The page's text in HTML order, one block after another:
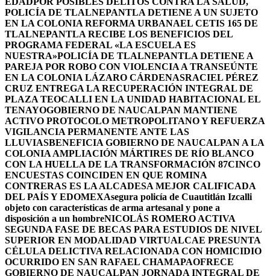
POLICÍA DE TLALNEPANTLA DETIENE A UN SUJETO
EN LA COLONIA REFORMA URBANAEL CETIS 165 DE
TLALNEPANTLA RECIBE LOS BENEFICIOS DEL
PROGRAMA FEDERAL «LA ESCUELA ES
NUESTRA»POLICÍA DE TLALNEPANTLA DETIENE A
PAREJA POR ROBO CON VIOLENCIA A TRANSEÚNTE
EN LA COLONIA LÁZARO CÁRDENASRACIEL PÉREZ
CRUZ ENTREGA LA RECUPERACIÓN INTEGRAL DE
PLAZA TEOCALLI EN LA UNIDAD HABITACIONAL EL
TENAYOGOBIERNO DE NAUCALPAN MANTIENE
ACTIVO PROTOCOLO METROPOLITANO Y REFUERZA
VIGILANCIA PERMANENTE ANTE LAS
LLUVIASBENEFICIA GOBIERNO DE NAUCALPAN A LA
COLONIA AMPLIACIÓN MÁRTIRES DE RÍO BLANCO
CON LA HUELLA DE LA TRANSFORMACIÓN 87CINCO
ENCUESTAS COINCIDEN EN QUE ROMINA
CONTRERAS ES LA ALCADESA MEJOR CALIFICADA
DEL PAÍS Y EDOMEXAsegura policía de Cuautitlán Izcalli
objeto con características de arma artesanal y pone a
disposición a un hombreNICOLÁS ROMERO ACTIVA
SEGUNDA FASE DE BECAS PARA ESTUDIOS DE NIVEL
SUPERIOR EN MODALIDAD VIRTUALCAE PRESUNTA
CÉLULA DELICTIVA RELACIONADA CON HOMICIDIO
OCURRIDO EN SAN RAFAEL CHAMAPAOFRECE
GOBIERNO DE NAUCALPAN JORNADA INTEGRAL DE